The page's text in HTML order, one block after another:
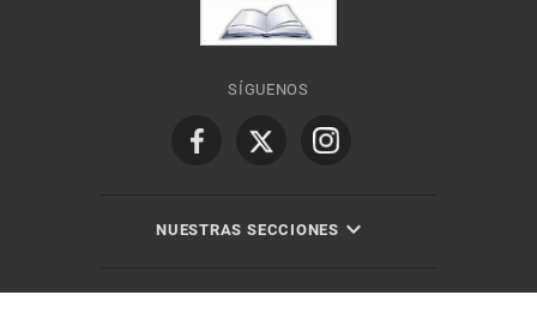
SÍGUENOS
NUESTRAS SECCIONES